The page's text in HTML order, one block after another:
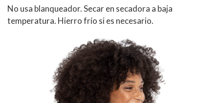
No usa blanqueador. Secar en secadora a baja
temperatura. Hierro frío si es necesario.